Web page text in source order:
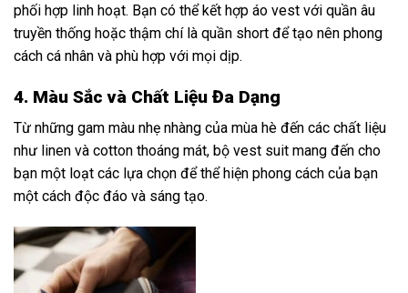
phối hợp linh hoạt. Bạn có thể kết hợp áo vest với quần âu
truyền thống hoặc thậm chí là quần short để tạo nên phong
cách cá nhân và phù hợp với mọi dịp.
4. Màu Sắc và Chất Liệu Đa Dạng
Từ những gam màu nhẹ nhàng của mùa hè đến các chất liệu
như linen và cotton thoáng mát, bộ vest suit mang đến cho
bạn một loạt các lựa chọn để thể hiện phong cách của bạn
một cách độc đáo và sáng tạo.